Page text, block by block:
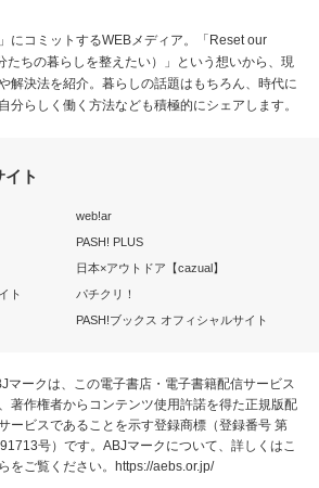
にコミットするWEBメディア。「Reset our
たちの暮らしを整えたい）」という想いから、現
解決法を紹介。暮らしの話題はもちろん、時代に
分らしく働く方法なども積極的にシェアします。
ト
web!ar
PASH! PLUS
日本×アウトドア【cazual】
ト
パチクリ！
PASH!ブックス オフィシャルサイト
マークは、この電子書店・電子書籍配信サービス
著作権者からコンテンツ使用許諾を得た正規版配
ービスであることを示す登録商標（登録番号 第
号）です。ABJマークについて、詳しくはこ
をご覧ください。 https://aebs.or.jp/